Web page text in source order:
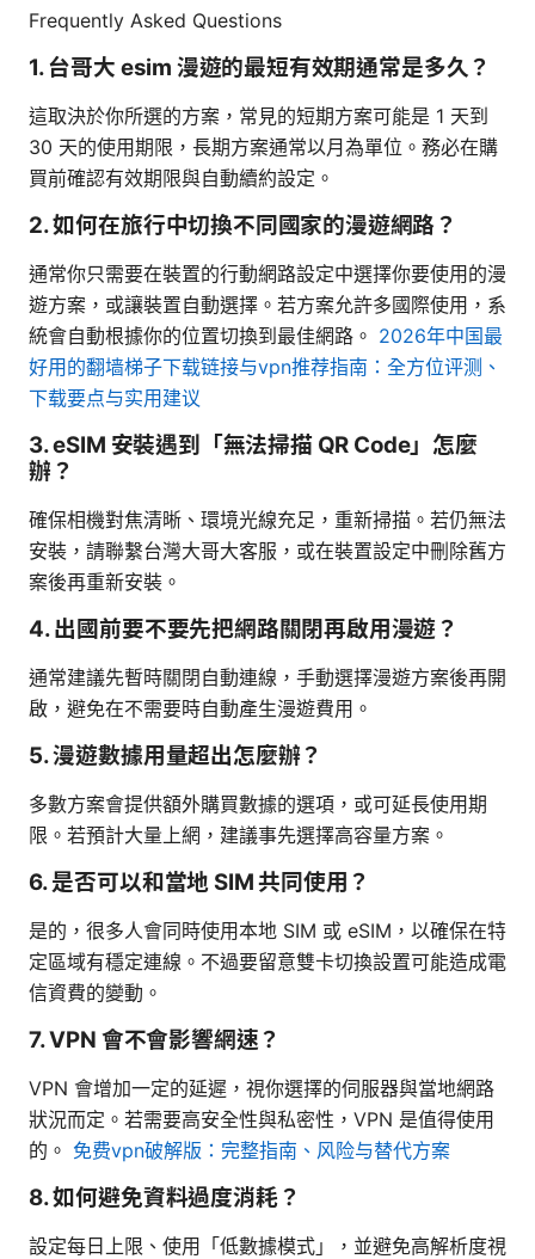
Frequently Asked Questions
1. 台哥大 esim 漫遊的最短有效期通常是多久？
這取決於你所選的方案，常見的短期方案可能是 1 天到
30 天的使用期限，長期方案通常以月為單位。務必在購
買前確認有效期限與自動續約設定。
2. 如何在旅行中切換不同國家的漫遊網路？
通常你只需要在裝置的行動網路設定中選擇你要使用的漫
遊方案，或讓裝置自動選擇。若方案允許多國際使用，系
統會自動根據你的位置切換到最佳網路。 2026年中国最
好用的翻墙梯子下载链接与vpn推荐指南：全方位评测、
下载要点与实用建议
3. eSIM 安裝遇到「無法掃描 QR Code」怎麼
辦？
確保相機對焦清晰、環境光線充足，重新掃描。若仍無法
安裝，請聯繫台灣大哥大客服，或在裝置設定中刪除舊方
案後再重新安裝。
4. 出國前要不要先把網路關閉再啟用漫遊？
通常建議先暫時關閉自動連線，手動選擇漫遊方案後再開
啟，避免在不需要時自動產生漫遊費用。
5. 漫遊數據用量超出怎麼辦？
多數方案會提供額外購買數據的選項，或可延長使用期
限。若預計大量上網，建議事先選擇高容量方案。
6. 是否可以和當地 SIM 共同使用？
是的，很多人會同時使用本地 SIM 或 eSIM，以確保在特
定區域有穩定連線。不過要留意雙卡切換設置可能造成電
信資費的變動。
7. VPN 會不會影響網速？
VPN 會增加一定的延遲，視你選擇的伺服器與當地網路
狀況而定。若需要高安全性與私密性，VPN 是值得使用
的。 免费vpn破解版：完整指南、风险与替代方案
8. 如何避免資料過度消耗？
設定每日上限、使用「低數據模式」，並避免高解析度視